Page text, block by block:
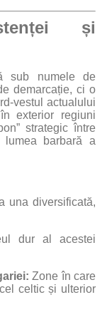
și
sub numele de
demarcație, ci o
vestul actualului
exterior regiuni
strategic între
barbară a
una diversificată,
dur al acestei
Zone în care
celtic și ulterior